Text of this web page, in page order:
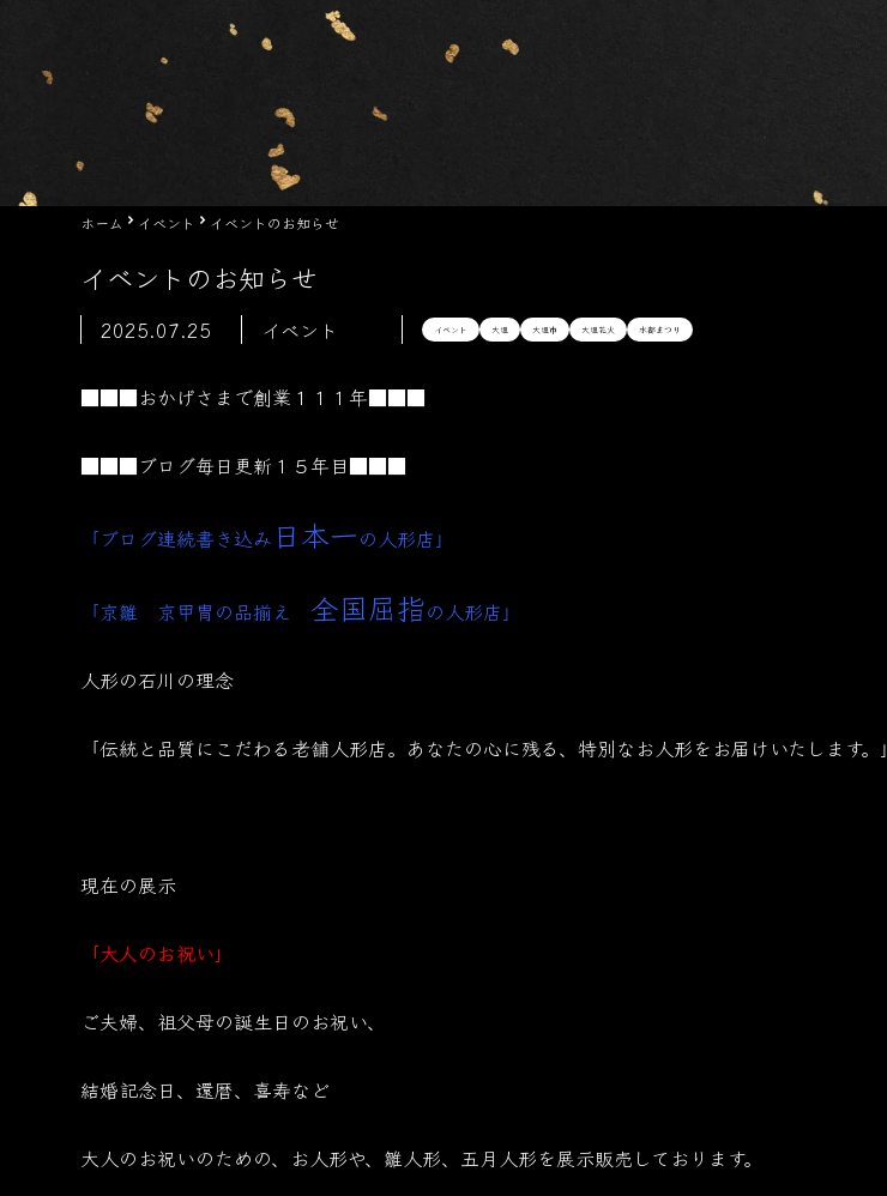
ホーム イベント イベントのお知らせ
イベントのお知らせ
2025.07.25 イベント イベント 大垣 大垣市 大垣花火 水都まつり
■■■おかげさまで創業１１１年■■■
■■■ブログ毎日更新１５年目■■■
「ブログ連続書き込み 日本一の人形店」
「京雛 京甲冑の品揃え 全国屈指の人形店」
人形の石川の理念
「伝統と品質にこだわる老舗人形店。あなたの心に残る、特別なお人形をお届けいたします。」
現在の展示
「大人のお祝い」
ご夫婦、祖父母の誕生日のお祝い、
結婚記念日、還暦、喜寿など
大人のお祝いのための、お人形や、雛人形、五月人形を展示販売しております。